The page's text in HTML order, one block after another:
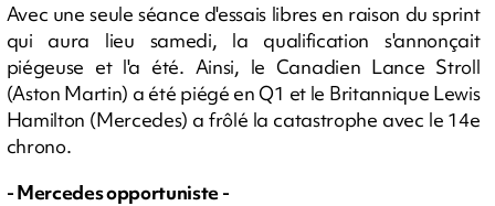
Avec une seule séance d'essais libres en raison du sprint
qui aura lieu samedi, la qualification s'annonçait
piégeuse et l'a été. Ainsi, le Canadien Lance Stroll
(Aston Martin) a été piégé en Q1 et le Britannique Lewis
Hamilton (Mercedes) a frôlé la catastrophe avec le 14e
chrono.
- Mercedes opportuniste -